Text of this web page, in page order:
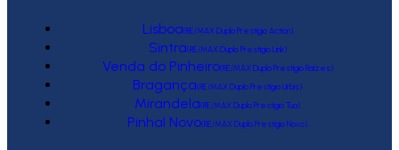
Lisboa(RE/MAX Duplo Prestígio Action)
Sintra(RE/MAX Duplo Prestígio Link)
Venda do Pinheiro(RE/MAX Duplo Prestígio Raízes)
Bragança(RE/MAX Duplo Prestígio Urbis)
Mirandela(RE/MAX Duplo Prestígio Tua)
Pinhal Novo(RE/MAX Duplo Prestígio Novo)